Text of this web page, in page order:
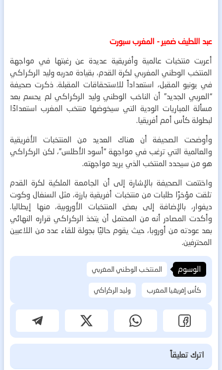
عبد اللطيف ضمير - المغرب سبورت
أعربت منتخبات عالمية وأفريقية عديدة عن رغبتها في مواجهة
المنتخب الوطني المغربي لكرة القدم، بقيادة مدربه وليد الركراكي
في يونيو المقبل، استعداداً للاستحقاقات المقبلة.ذكرت صحيفة
“العربي الجديد” أن الناخب الوطني وليد الركراكي لم يحسم بعد
مسألة المباريات الودية التي سيخوضها منتخب المغرب استعدادًا
لبطولة كأس أمم أفريقيا.
وأوضحت الصحيفة أن هناك العديد من المنتخبات الأفريقية
والعالمية التي ترغب في مواجهة “أسود الأطلس”، لكن الركراكي
هو من سيحدد المنتخب الذي يريد مواجهته.
واختتمت الصحيفة بالإشارة إلى أن الجامعة الملكية لكرة القدم
تلقت مؤخرًا طلبات من منتخبات أفريقية بارزة، مثل السنغال وكوت
ديفوار، بالإضافة إلى بعض المنتخبات الأوروبية، منها إيطاليا.
وأكدت المصادر أنه من المحتمل أن يتخذ الركراكي قراره النهائي
بعد عودته من أوروبا، حيث يقوم حاليًا بجولة للقاء عدد من اللاعبين
المحترفين.
الوسوم
المنتخب الوطني المغربي
كأس إفريقيا المغرب
وليد الركراكي
اترك تعليقاً